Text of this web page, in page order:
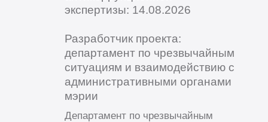
экспертизы: 14.08.2026
Разработчик проекта:
департамент по чрезвычайным
ситуациям и взаимодействию с
административными органами
мэрии
Департамент по чрезвычайным